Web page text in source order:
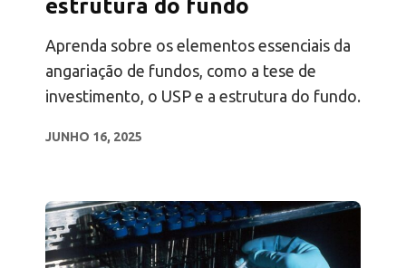
estrutura do fundo
Aprenda sobre os elementos essenciais da
angariação de fundos, como a tese de
investimento, o USP e a estrutura do fundo.
JUNHO 16, 2025